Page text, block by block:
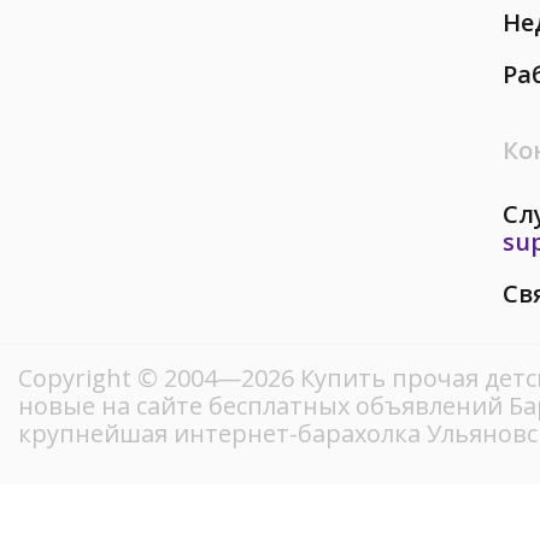
Copyright © 2004—2026 Купить прочая
новые на сайте бесплатных объявлений
крупнейшая интернет-барахолка